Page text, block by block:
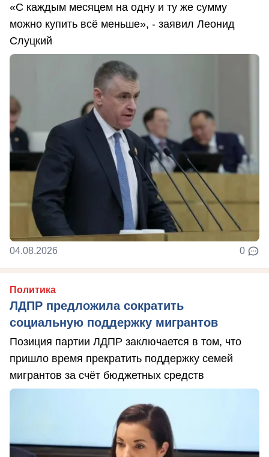
«С каждым месяцем на одну и ту же сумму
можно купить всё меньше», - заявил Леонид
Слуцкий
04.08.2026 0
Политика
ЛДПР предложила сократить
социальную поддержку мигрантов
Позиция партии ЛДПР заключается в том, что
пришло время прекратить поддержку семей
мигрантов за счёт бюджетных средств